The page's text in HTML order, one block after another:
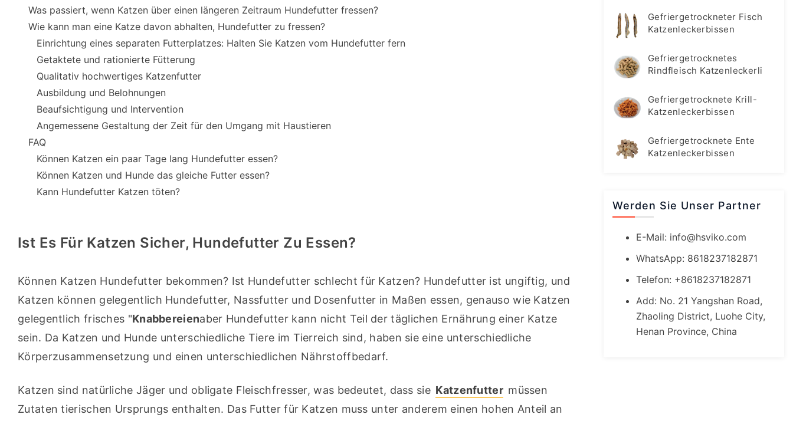
Was passiert, wenn Katzen über einen längeren Zeitraum Hundefutter fressen?
Wie kann man eine Katze davon abhalten, Hundefutter zu fressen?
Einrichtung eines separaten Futterplatzes: Halten Sie Katzen vom Hundefutter fern
Getaktete und rationierte Fütterung
Qualitativ hochwertiges Katzenfutter
Ausbildung und Belohnungen
Beaufsichtigung und Intervention
Angemessene Gestaltung der Zeit für den Umgang mit Haustieren
FAQ
Können Katzen ein paar Tage lang Hundefutter essen?
Können Katzen und Hunde das gleiche Futter essen?
Kann Hundefutter Katzen töten?
Ist Es Für Katzen Sicher, Hundefutter Zu Essen?
Können Katzen Hundefutter bekommen? Ist Hundefutter schlecht für Katzen? Hundefutter ist ungiftig, und
Katzen können gelegentlich Hundefutter, Nassfutter und Dosenfutter in Maßen essen, genauso wie Katzen
gelegentlich frisches "Knabbereienaber Hundefutter kann nicht Teil der täglichen Ernährung einer Katze
sein. Da Katzen und Hunde unterschiedliche Tiere im Tierreich sind, haben sie eine unterschiedliche
Körperzusammensetzung und einen unterschiedlichen Nährstoffbedarf.
Katzen sind natürliche Jäger und obligate Fleischfresser, was bedeutet, dass sie Katzenfutter müssen
Zutaten tierischen Ursprungs enthalten. Das Futter für Katzen muss unter anderem einen hohen Anteil an
Gefriergetrockneter Fisch
Katzenleckerbissen
Gefriergetrocknetes
Rindfleisch Katzenleckerli
Gefriergetrocknete Krill-
Katzenleckerbissen
Gefriergetrocknete Ente
Katzenleckerbissen
Werden Sie Unser Partner
E-Mail: info@hsviko.com
WhatsApp: 8618237182871
Telefon: +8618237182871
Add: No. 21 Yangshan Road,
Zhaoling District, Luohe City,
Henan Province, China